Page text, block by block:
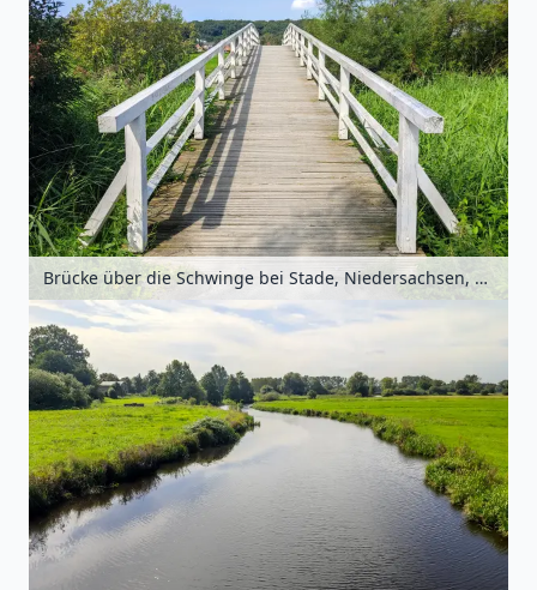
Brücke über die Schwinge bei Stade, Niedersachsen, Deutschland